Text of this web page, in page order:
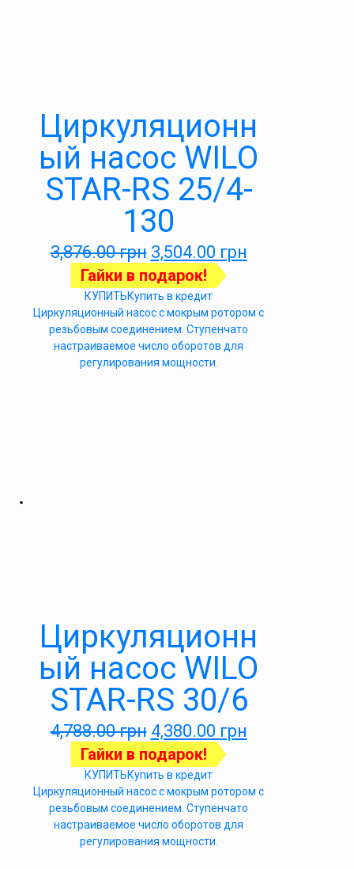
Циркуляционн
ый насос WILO
STAR-RS 25/4-
130
3,876.00грн 3,504.00 грн
Гайки в подарок!
КУПИТЬКупить в кредит
Циркуляционный насос с мокрым ротором с
резьбовым соединением. Ступенчато
настраиваемое число оборотов для
регулирования мощности.
Циркуляционн
ый насос WILO
STAR-RS 30/6
4,788.00грн 4,380.00 грн
Гайки в подарок!
КУПИТЬКупить в кредит
Циркуляционный насос с мокрым ротором с
резьбовым соединением. Ступенчато
настраиваемое число оборотов для
регулирования мощности.